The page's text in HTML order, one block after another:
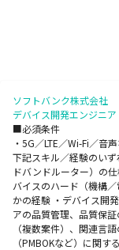
ソフトバンク株式会社
デバイス開発エンジニ
■必須条件
・5G／LTE／Wi-Fi／音
下記スキル／経験のい
ドバンドルーター）の
バイスのハード（機構
かの経験 ・デバイス開
アの品質管理、品質保
（複数案件）、関連言
（PMBOKなど）に関す